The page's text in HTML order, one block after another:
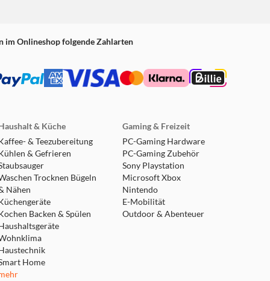
im Onlineshop folgende Zahlarten
& Küche
& Teezubereitung
& Gefrieren
Trocknen Bügeln
Nähen
Backen & Spülen
Home
Gaming & Freizeit
PC-Gaming Hardware
PC-Gaming Zubehör
Sony Playstation
Microsoft Xbox
Nintendo
E-Mobilität
Outdoor & Abenteuer